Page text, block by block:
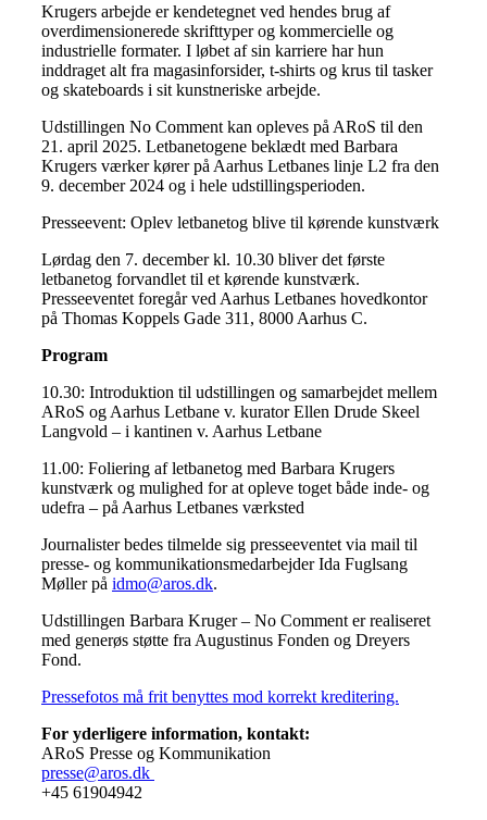
Krugers arbejde er kendetegnet ved hendes brug af
overdimensionerede skrifttyper og kommercielle og
industrielle formater. I løbet af sin karriere har hun
inddraget alt fra magasinforsider, t-shirts og krus til tasker
og skateboards i sit kunstneriske arbejde.
Udstillingen No Comment kan opleves på ARoS til den
21. april 2025. Letbanetogene beklædt med Barbara
Krugers værker kører på Aarhus Letbanes linje L2 fra den
9. december 2024 og i hele udstillingsperioden.
Presseevent: Oplev letbanetog blive til kørende kunstværk
Lørdag den 7. december kl. 10.30 bliver det første
letbanetog forvandlet til et kørende kunstværk.
Presseeventet foregår ved Aarhus Letbanes hovedkontor
på Thomas Koppels Gade 311, 8000 Aarhus C.
Program
10.30: Introduktion til udstillingen og samarbejdet mellem
ARoS og Aarhus Letbane v. kurator Ellen Drude Skeel
Langvold – i kantinen v. Aarhus Letbane
11.00: Foliering af letbanetog med Barbara Krugers
kunstværk og mulighed for at opleve toget både inde- og
udefra – på Aarhus Letbanes værksted
Journalister bedes tilmelde sig presseeventet via mail til
presse- og kommunikationsmedarbejder Ida Fuglsang
Møller på idmo@aros.dk.
Udstillingen Barbara Kruger – No Comment er realiseret
med generøs støtte fra Augustinus Fonden og Dreyers
Fond.
Pressefotos må frit benyttes mod korrekt kreditering.
For yderligere information, kontakt:
ARoS Presse og Kommunikation
presse@aros.dk
+45 61904942